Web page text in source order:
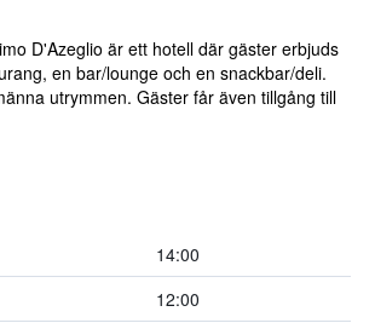
D'Azeglio är ett hotell där gäster erbjuds
en bar/lounge och en snackbar/deli.
utrymmen. Gäster får även tillgång till
14:00
12:00